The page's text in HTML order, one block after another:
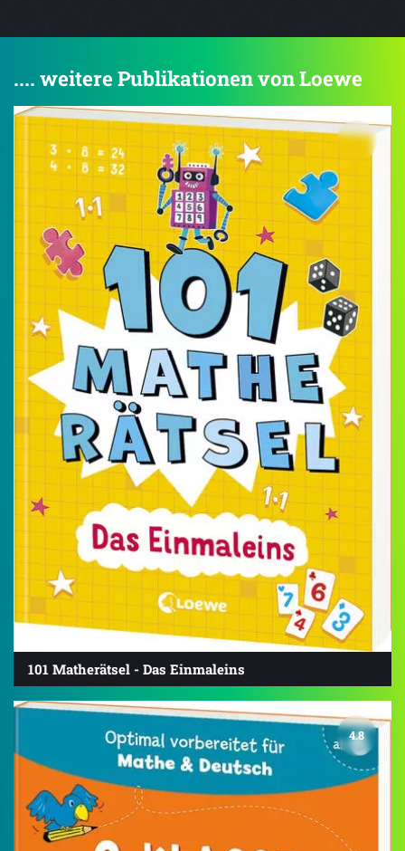
.... weitere Publikationen von Loewe
101 Matherätsel - Das Einmaleins
4.8